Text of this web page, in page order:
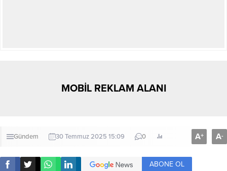
MOBİL REKLAM ALANI
Gündem 30 Temmuz 2025 15:09 0 A+ A-
ABONE OL